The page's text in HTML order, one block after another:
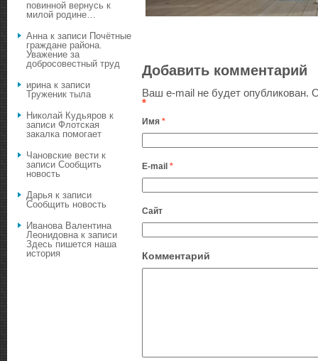
Добавить комментарий
Ваш e-mail не будет опубликован.
*
Имя *
E-mail *
Сайт
Комментарий
повинной вернусь к
милой родине…
Аннак записи Почётные
граждане района.
Уважение за
добросовестный труд
иринак записи
Труженик тыла
Николай Кудьяров к
записи Флотская
закалка помогает
Чановские вести к
записи Сообщить
новость
Дарья к записи
Сообщить новость
Иванова Валентина
Леонидовнак записи
Здесь пишется наша
история